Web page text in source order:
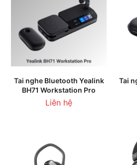
Tai nghe Bluetooth Yealink
BH71 Workstation Pro
Liên hệ
Tai